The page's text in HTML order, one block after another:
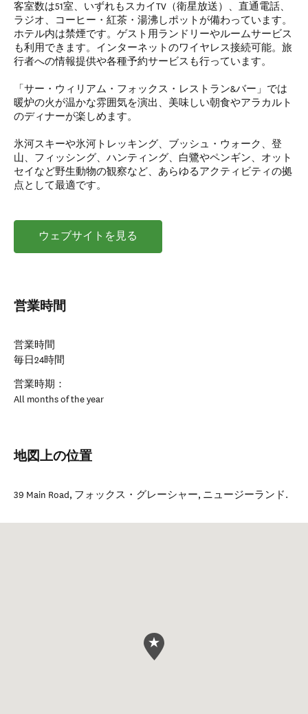
客室数は51室、いずれもスカイTV（衛星放送）、直通電話、
ラジオ、コーヒー・紅茶・湯沸しポットが備わっています。
ホテル内は禁煙です。ゲスト用ランドリーやルームサービス
も利用できます。インターネットのワイヤレス接続可能。旅
行者への情報提供や各種予約サービスも行っています。
「サー・ウィリアム・フォックス・レストラン&バー」では
暖炉の火が温かな雰囲気を演出、美味しい朝食やアラカルト
のディナーが楽しめます。
氷河スキーや氷河トレッキング、ブッシュ・ウォーク、登
山、フィッシング、ハンティング、白鷺やペンギン、オット
セイなど野生動物の観察など、あらゆるアクティビティの拠
点として最適です。
ウェブサイトを見る
営業時間
営業時間
毎日24時間
営業時期：
All months of the year
地図上の位置
39 Main Road, フォックス・グレーシャー, ニュージーランド.